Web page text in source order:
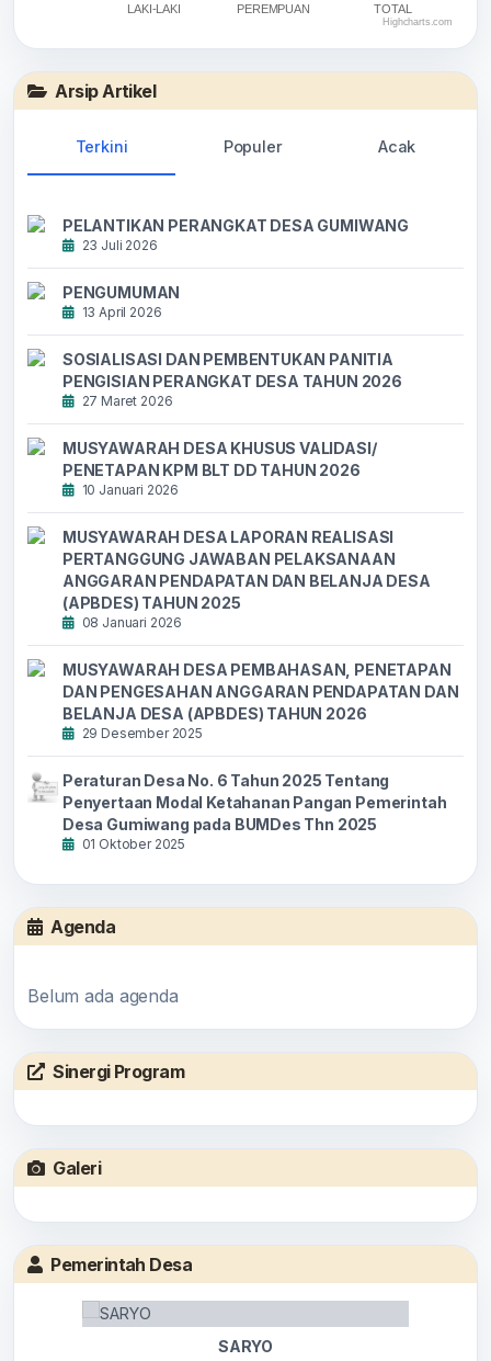
LAKI-LAKI
PEREMPUAN
TOTAL
Highcharts.com
Arsip Artikel
Terkini Populer Acak
PELANTIKAN PERANGKAT DESA GUMIWANG
23 Juli 2026
PENGUMUMAN
13 April 2026
SOSIALISASI DAN PEMBENTUKAN PANITIA
PENGISIAN PERANGKAT DESA TAHUN 2026
27 Maret 2026
MUSYAWARAH DESA KHUSUS VALIDASI/
PENETAPAN KPM BLT DD TAHUN 2026
10 Januari 2026
MUSYAWARAH DESA LAPORAN REALISASI
PERTANGGUNG JAWABAN PELAKSANAAN
ANGGARAN PENDAPATAN DAN BELANJA DESA
(APBDES) TAHUN 2025
08 Januari 2026
MUSYAWARAH DESA PEMBAHASAN, PENETAPAN
DAN PENGESAHAN ANGGARAN PENDAPATAN DAN
BELANJA DESA (APBDES) TAHUN 2026
29 Desember 2025
Peraturan Desa No. 6 Tahun 2025 Tentang
Penyertaan Modal Ketahanan Pangan Pemerintah
Desa Gumiwang pada BUMDes Thn 2025
01 Oktober 2025
Agenda
Belum ada agenda
Sinergi Program
Galeri
Pemerintah Desa
SARYO